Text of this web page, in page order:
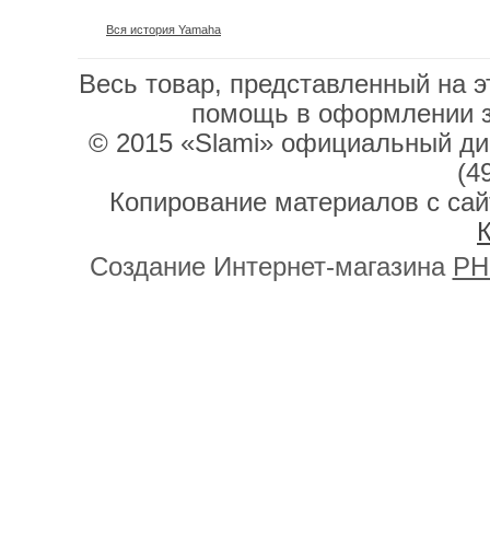
Вся история Yamaha
Весь товар, представленный на
помощь в оформлении
© 2015 «Slami» официальный
Копирование материалов с
Создание Интернет-магазина